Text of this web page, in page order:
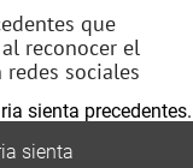
que
reconocer el
sociales
sienta